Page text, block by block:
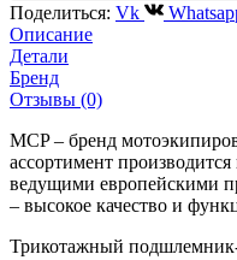
Поделиться: Vk
Описание
Детали
Бренд
Отзывы (0)
MCP – бренд
ассортимент
ведущими европейскими
– высокое качество и
Трикотажный